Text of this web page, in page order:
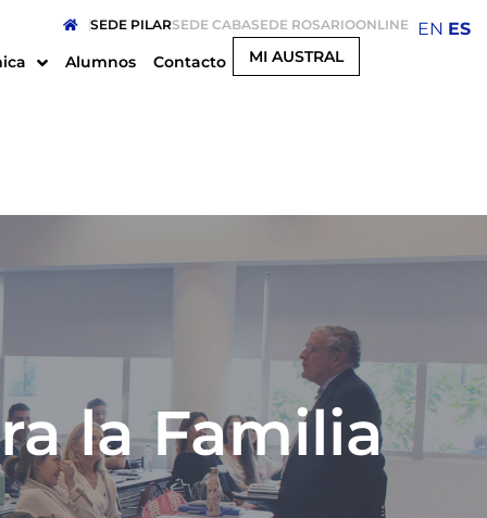
SEDE PILARSEDE CABASEDE ROSARIOONLINE
Alumnos Contacto MI AUSTRAL
la Familia
EN ES